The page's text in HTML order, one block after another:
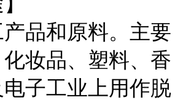
品和原料。主要
妆品、塑料、香
子工业上用作脱